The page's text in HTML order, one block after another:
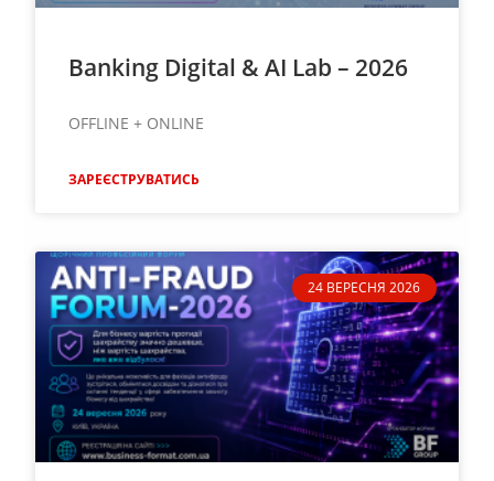
Banking Digital & AI Lab – 2026
OFFLINE + ONLINE
ЗАРЕЄСТРУВАТИСЬ
24 ВЕРЕСНЯ 2026